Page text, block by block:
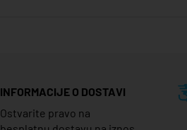
INFORMACIJE O DOSTAVI
Ostvarite pravo na